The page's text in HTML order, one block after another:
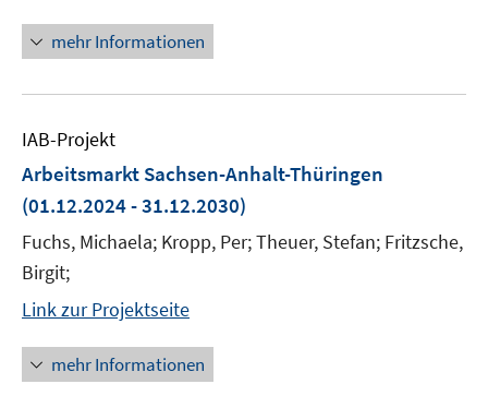
mehr Informationen
IAB-Projekt
Arbeitsmarkt Sachsen-Anhalt-Thüringen
(01.12.2024 - 31.12.2030)
Fuchs, Michaela; Kropp, Per; Theuer, Stefan; Fritzsche,
Birgit;
Link zur Projektseite
mehr Informationen